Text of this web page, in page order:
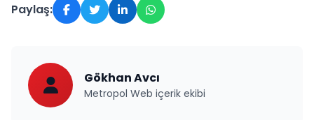
Paylaş:
Gökhan Avcı
Metropol Web içerik ekibi